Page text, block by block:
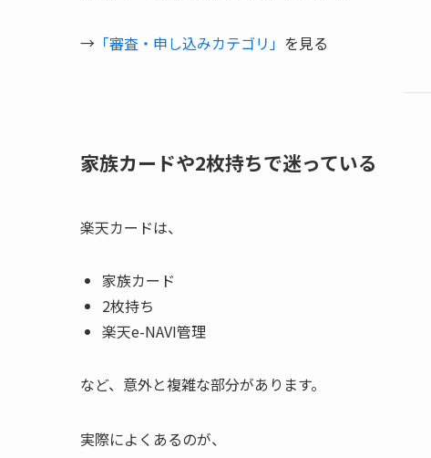
→ 「審査・申し込みカテゴリ」 を見る
家族カードや2枚持ちで迷っている
楽天カードは、
家族カード
2枚持ち
楽天e-NAVI管理
など、意外と複雑な部分があります。
実際によくあるのが、